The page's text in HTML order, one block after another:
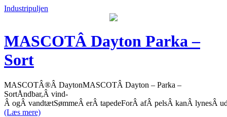
Industripuljen
MASCOTÂ Dayton Parka –
Sort
MASCOTÂ®Â DaytonMASCOTÂ Dayton – Parka –
SortÅndbar,Â vind-
Â ogÂ vandtætSømmeÂ erÂ tapedeForÂ afÂ pelsÂ kanÂ lynesÂ
(Læs mere)